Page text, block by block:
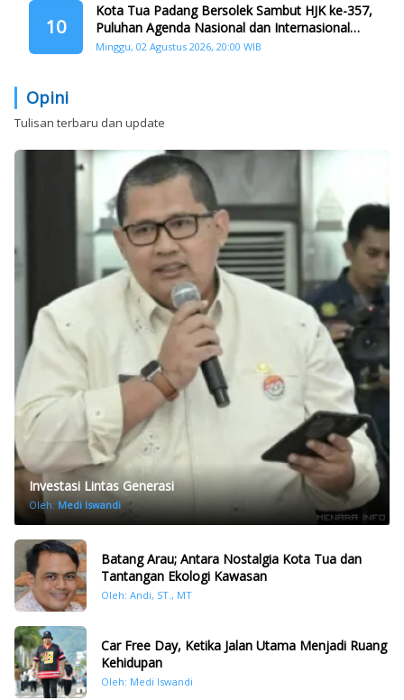
10
Kota Tua Padang Bersolek Sambut HJK ke-357,
Puluhan Agenda Nasional dan Internasional
Siap Digelar
Minggu, 02 Agustus 2026, 20:00 WIB
Opini
Tulisan terbaru dan update
Investasi Lintas Generasi
Oleh: Medi Iswandi
Batang Arau; Antara Nostalgia Kota Tua dan
Tantangan Ekologi Kawasan
Oleh: Andi, ST., MT
Car Free Day, Ketika Jalan Utama Menjadi Ruang
Kehidupan
Oleh: Medi Iswandi